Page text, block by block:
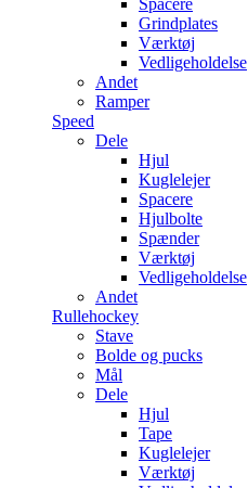
Spacere
Grindplates
Værktøj
Vedligeholdelse
Andet
Ramper
Speed
Dele
Hjul
Kuglelejer
Spacere
Hjulbolte
Spænder
Værktøj
Vedligeholdelse
Andet
Rullehockey
Stave
Bolde og pucks
Mål
Dele
Hjul
Tape
Kuglelejer
Værktøj